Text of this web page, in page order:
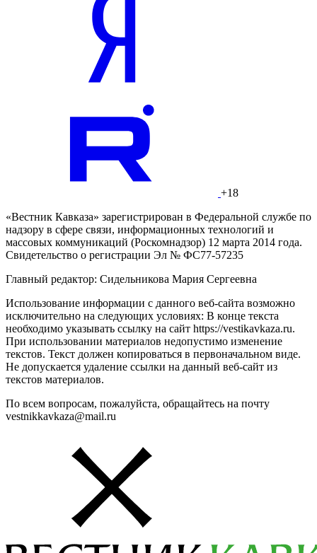
+18
«Вестник Кавказа» зарегистрирован в Федеральной службе по
надзору в сфере связи, информационных технологий и
массовых коммуникаций (Роскомнадзор) 12 марта 2014 года.
Свидетельство о регистрации Эл № ФС77-57235
Главный редактор: Сидельникова Мария Сергеевна
Использование информации с данного веб-сайта возможно
исключительно на следующих условиях: В конце текста
необходимо указывать ссылку на сайт https://vestikavkaza.ru.
При использовании материалов недопустимо изменение
текстов. Текст должен копироваться в первоначальном виде.
Не допускается удаление ссылки на данный веб-сайт из
текстов материалов.
По всем вопросам, пожалуйста, обращайтесь на почту
vestnikkavkaza@mail.ru